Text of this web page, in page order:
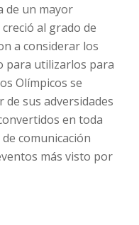
de un mayor
al grado de
a considerar los
para utilizarlos para
Olímpicos se
sus adversidades
en toda
comunicación
más visto por